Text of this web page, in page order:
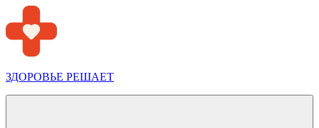
Перейти
к
содержимому
ЗДОРОВЬЕ РЕШАЕТ